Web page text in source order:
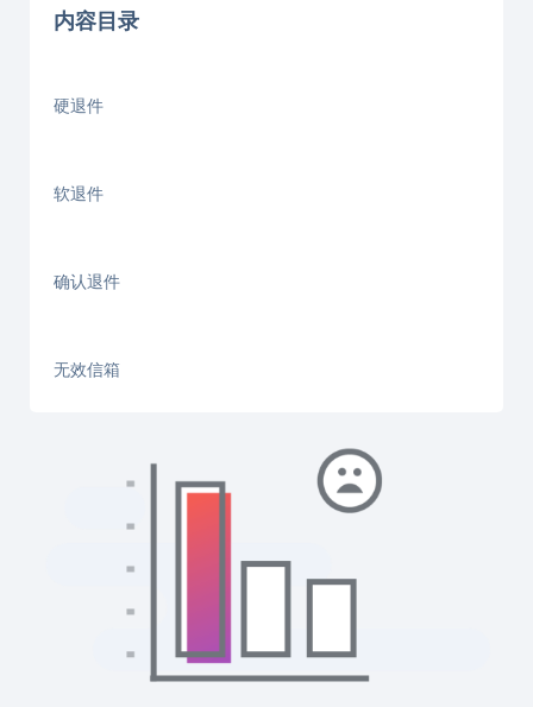
内容目录
硬退件
软退件
确认退件
无效信箱